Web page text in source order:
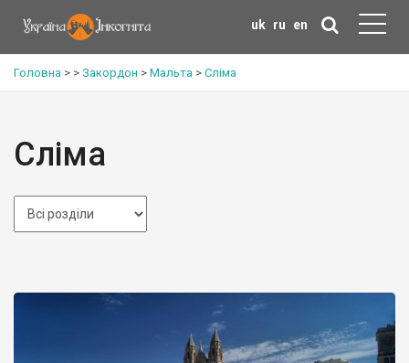
uk ru en
Головна > > Закордон > Мальта > Сліма
Сліма